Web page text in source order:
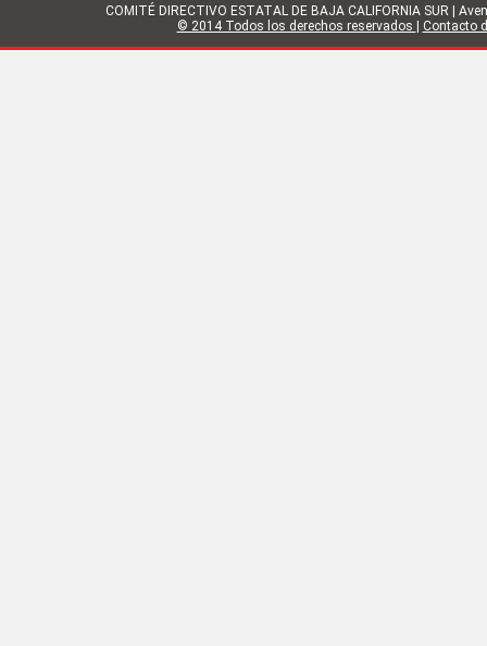
COMITÉ DIRECTIVO ESTATAL DE BAJA CALIFORNIA SUR |
© 2014 Todos los derechos reservados
Contacto